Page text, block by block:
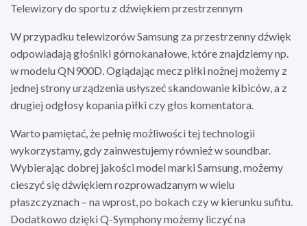
Telewizory do sportu z dźwiękiem przestrzennym
W przypadku telewizorów Samsung za przestrzenny dźwięk
odpowiadają głośniki górnokanałowe, które znajdziemy np.
w modelu QN900D. Oglądając mecz piłki nożnej możemy z
jednej strony urządzenia usłyszeć skandowanie kibiców, a z
drugiej odgłosy kopania piłki czy głos komentatora.
Warto pamiętać, że pełnię możliwości tej technologii
wykorzystamy, gdy zainwestujemy również w soundbar.
Wybierając dobrej jakości model marki Samsung, możemy
cieszyć się dźwiękiem rozprowadzanym w wielu
płaszczyznach – na wprost, po bokach czy w kierunku sufitu.
Dodatkowo dzięki Q-Symphony możemy liczyć na